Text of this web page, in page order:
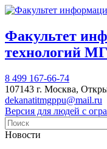
Факультет
технологий
8 499 167-66-74
107143 г. Москва,
dekanatitmgppu@mail.ru
Версия для людей с
Новости